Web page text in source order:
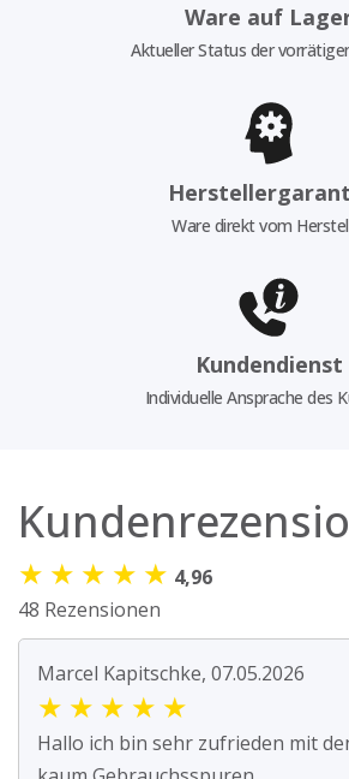
Ware auf
Aktueller Status der
Ware direkt vom
Kundendienst
Individuelle Ansprache des
★ ★ ★ ★ ★ 4,96
48 Rezensionen
Marcel Kapitschke, 07.05.2026
★ ★ ★ ★ ★
Hallo ich bin sehr zufrieden mit